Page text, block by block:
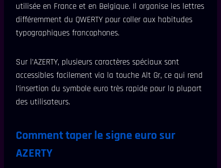
utilisée en France et en Belgique. Il organise les lettres
différemment du QWERTY pour coller aux habitudes
typographiques francophones.
Sur l’AZERTY, plusieurs caractères spéciaux sont
accessibles facilement via la touche Alt Gr, ce qui rend
l’insertion du symbole euro très rapide pour la plupart
des utilisateurs.
Comment taper le signe euro sur
AZERTY